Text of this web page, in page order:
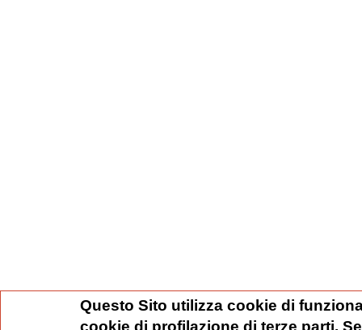
Questo Sito utilizza cookie di
cookie di profilazione di terze parti.